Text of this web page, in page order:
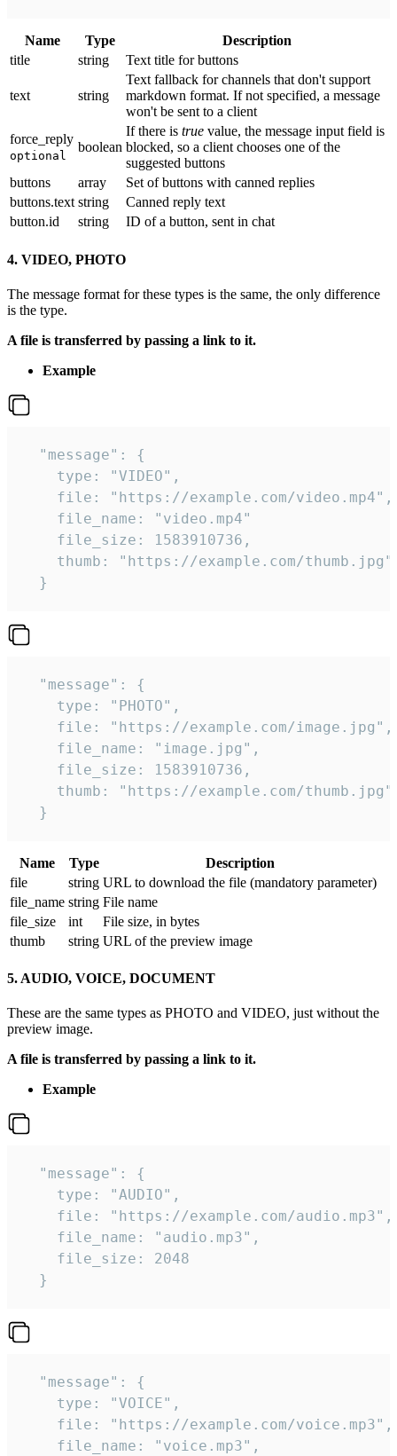
Name Type
Description
title
string Text title for buttons
text string
Text fallback for channels that don't support
markdown format. If not specified, a message
won't be sent to a client
force_reply
optional
boolean
If there is true value, the message input field is
blocked, so a client chooses one of the
suggested buttons
buttons
array
Set of buttons with canned replies
buttons.text string
Canned reply text
button.id
string ID of a button, sent in chat
4. VIDEO, PHOTO
The message format for these types is the same, the only difference
is the type.
A file is transferred by passing a link to it.
Example
  "message": {
    type: "VIDEO",
    file: "https://example.com/video.mp4",
    file_name: "video.mp4"
    file_size: 1583910736,
    thumb: "https://example.com/thumb.jpg"
  }
  "message": {
    type: "PHOTO",
    file: "https://example.com/image.jpg",
    file_name: "image.jpg",
    file_size: 1583910736,
    thumb: "https://example.com/thumb.jpg"
  }
Name Type
Description
file
string URL to download the file (mandatory parameter)
file_name string File name
file_size
int
File size, in bytes
thumb
string URL of the preview image
5. AUDIO, VOICE, DOCUMENT
These are the same types as PHOTO and VIDEO, just without the
preview image.
A file is transferred by passing a link to it.
Example
  "message": {
    type: "AUDIO",
    file: "https://example.com/audio.mp3",
    file_name: "audio.mp3",
    file_size: 2048
  }
  "message": {
    type: "VOICE",
    file: "https://example.com/voice.mp3",
    file_name: "voice.mp3",